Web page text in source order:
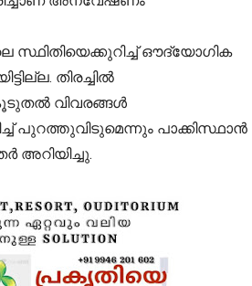
സ്ഥിതിയെക്കുറിച്ച് ഔദ്യോഗിക
തിരച്ചിൽ
വിവരങ്ങൾ
പുറത്തുവിടുമെന്നും പാക്കിസ്ഥാൻ
അറിയിച്ചു.